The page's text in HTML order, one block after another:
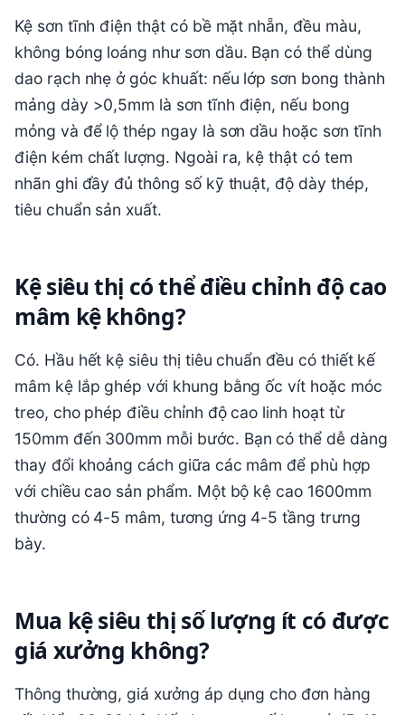
Kệ sơn tĩnh điện thật có bề mặt nhẵn, đều màu,
không bóng loáng như sơn dầu. Bạn có thể dùng
dao rạch nhẹ ở góc khuất: nếu lớp sơn bong thành
mảng dày >0,5mm là sơn tĩnh điện, nếu bong
mỏng và để lộ thép ngay là sơn dầu hoặc sơn tĩnh
điện kém chất lượng. Ngoài ra, kệ thật có tem
nhãn ghi đầy đủ thông số kỹ thuật, độ dày thép,
tiêu chuẩn sản xuất.
Kệ siêu thị có thể điều chỉnh độ cao
mâm kệ không?
Có. Hầu hết kệ siêu thị tiêu chuẩn đều có thiết kế
mâm kệ lắp ghép với khung bằng ốc vít hoặc móc
treo, cho phép điều chỉnh độ cao linh hoạt từ
150mm đến 300mm mỗi bước. Bạn có thể dễ dàng
thay đổi khoảng cách giữa các mâm để phù hợp
với chiều cao sản phẩm. Một bộ kệ cao 1600mm
thường có 4-5 mâm, tương ứng 4-5 tầng trưng
bày.
Mua kệ siêu thị số lượng ít có được
giá xưởng không?
Thông thường, giá xưởng áp dụng cho đơn hàng